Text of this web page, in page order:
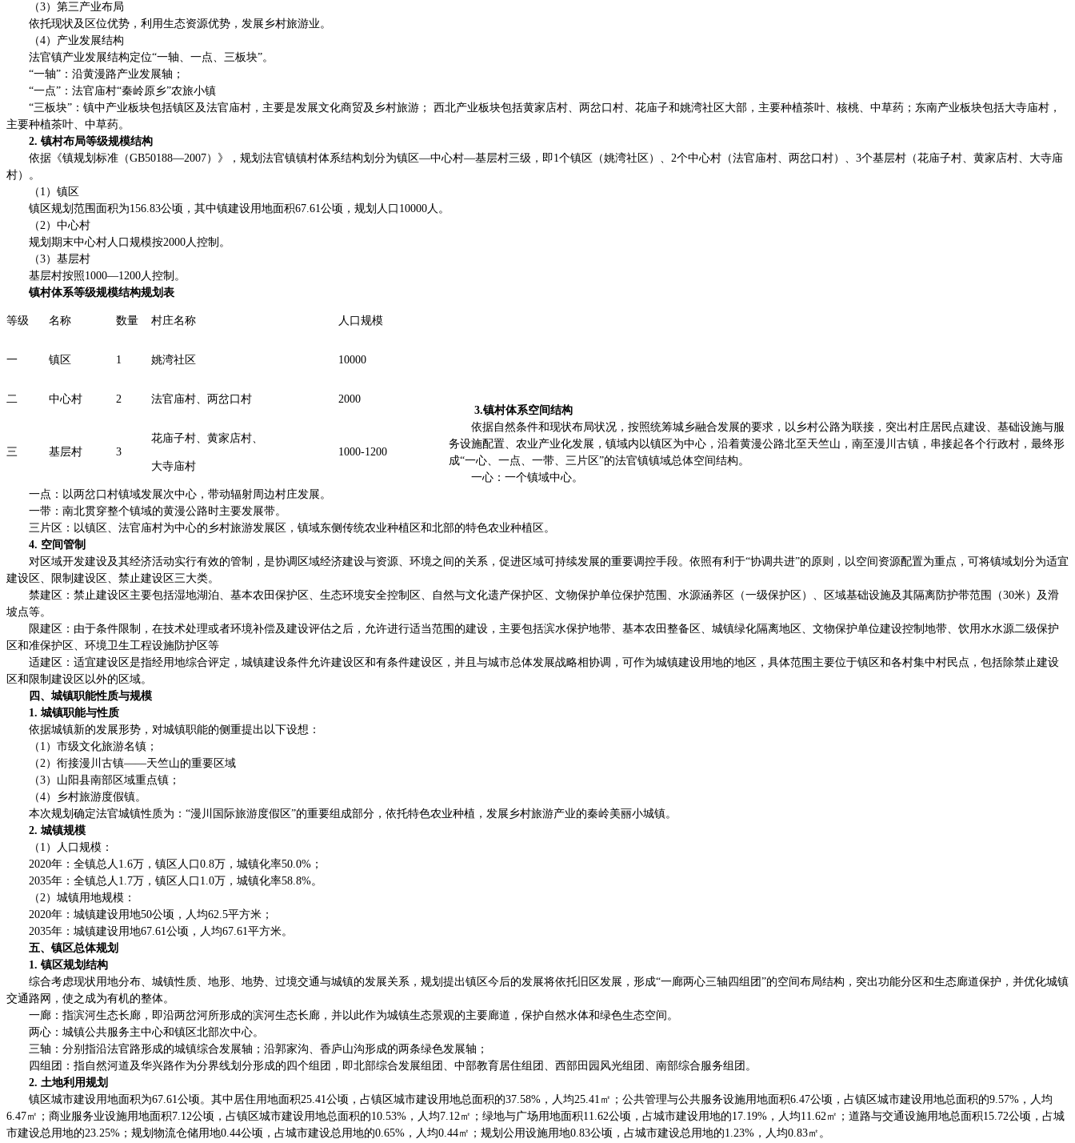
（3）第三产业布局
依托现状及区位优势，利用生态资源优势，发展乡村旅游业。
（4）产业发展结构
法官镇产业发展结构定位“一轴、一点、三板块”。
“一轴”：沿黄漫路产业发展轴；
“一点”：法官庙村“秦岭原乡”农旅小镇
“三板块”：镇中产业板块包括镇区及法官庙村，主要是发展文化商贸及乡村旅游； 西北产业板块包括黄家店村、两岔口村、花庙子和姚湾社区大部，主要种植茶叶、核桃、中草药；东南产业板块包括大寺庙村，
主要种植茶叶、中草药。
2. 镇村布局等级规模结构
依据《镇规划标准（GB50188—2007）》，规划法官镇镇村体系结构划分为镇区—中心村—基层村三级，即1个镇区（姚湾社区）、2个中心村（法官庙村、两岔口村）、3个基层村（花庙子村、黄家店村、大寺庙
村）。
（1）镇区
镇区规划范围面积为156.83公顷，其中镇建设用地面积67.61公顷，规划人口10000人。
（2）中心村
规划期末中心村人口规模按2000人控制。
（3）基层村
基层村按照1000—1200人控制。
镇村体系等级规模结构规划表
等级 名称 数量 村庄名称 人口规模
一 镇区 1 姚湾社区 10000
二 中心村 2 法官庙村、两岔口村 2000
三 基层村 3
花庙子村、黄家店村、
大寺庙村
1000-1200
3.镇村体系空间结构
依据自然条件和现状布局状况，按照统筹城乡融合发展的要求，以乡村公路为联接，突出村庄居民点建设、基础设施与服
务设施配置、农业产业化发展，镇域内以镇区为中心，沿着黄漫公路北至天竺山，南至漫川古镇，串接起各个行政村，最终形
成“一心、一点、一带、三片区”的法官镇镇域总体空间结构。
一心：一个镇域中心。
一点：以两岔口村镇域发展次中心，带动辐射周边村庄发展。
一带：南北贯穿整个镇域的黄漫公路时主要发展带。
三片区：以镇区、法官庙村为中心的乡村旅游发展区，镇域东侧传统农业种植区和北部的特色农业种植区。
4. 空间管制
对区域开发建设及其经济活动实行有效的管制，是协调区域经济建设与资源、环境之间的关系，促进区域可持续发展的重要调控手段。依照有利于“协调共进”的原则，以空间资源配置为重点，可将镇域划分为适宜
建设区、限制建设区、禁止建设区三大类。
禁建区：禁止建设区主要包括湿地湖泊、基本农田保护区、生态环境安全控制区、自然与文化遗产保护区、文物保护单位保护范围、水源涵养区（一级保护区）、区域基础设施及其隔离防护带范围（30米）及滑
坡点等。
限建区：由于条件限制，在技术处理或者环境补偿及建设评估之后，允许进行适当范围的建设，主要包括滨水保护地带、基本农田整备区、城镇绿化隔离地区、文物保护单位建设控制地带、饮用水水源二级保护
区和准保护区、环境卫生工程设施防护区等
适建区：适宜建设区是指经用地综合评定，城镇建设条件允许建设区和有条件建设区，并且与城市总体发展战略相协调，可作为城镇建设用地的地区，具体范围主要位于镇区和各村集中村民点，包括除禁止建设
区和限制建设区以外的区域。
四、城镇职能性质与规模
1. 城镇职能与性质
依据城镇新的发展形势，对城镇职能的侧重提出以下设想：
（1）市级文化旅游名镇；
（2）衔接漫川古镇——天竺山的重要区域
（3）山阳县南部区域重点镇；
（4）乡村旅游度假镇。
本次规划确定法官城镇性质为：“漫川国际旅游度假区”的重要组成部分，依托特色农业种植，发展乡村旅游产业的秦岭美丽小城镇。
2. 城镇规模
（1）人口规模：
2020年：全镇总人1.6万，镇区人口0.8万，城镇化率50.0%；
2035年：全镇总人1.7万，镇区人口1.0万，城镇化率58.8%。
（2）城镇用地规模：
2020年：城镇建设用地50公顷，人均62.5平方米；
2035年：城镇建设用地67.61公顷，人均67.61平方米。
五、镇区总体规划
1. 镇区规划结构
综合考虑现状用地分布、城镇性质、地形、地势、过境交通与城镇的发展关系，规划提出镇区今后的发展将依托旧区发展，形成“一廊两心三轴四组团”的空间布局结构，突出功能分区和生态廊道保护，并优化城镇
交通路网，使之成为有机的整体。
一廊：指滨河生态长廊，即沿两岔河所形成的滨河生态长廊，并以此作为城镇生态景观的主要廊道，保护自然水体和绿色生态空间。
两心：城镇公共服务主中心和镇区北部次中心。
三轴：分别指沿法官路形成的城镇综合发展轴；沿郭家沟、香庐山沟形成的两条绿色发展轴；
四组团：指自然河道及华兴路作为分界线划分形成的四个组团，即北部综合发展组团、中部教育居住组团、西部田园风光组团、南部综合服务组团。
2. 土地利用规划
镇区城市建设用地面积为67.61公顷。其中居住用地面积25.41公顷，占镇区城市建设用地总面积的37.58%，人均25.41㎡；公共管理与公共服务设施用地面积6.47公顷，占镇区城市建设用地总面积的9.57%，人均
6.47㎡；商业服务业设施用地面积7.12公顷，占镇区城市建设用地总面积的10.53%，人均7.12㎡；绿地与广场用地面积11.62公顷，占城市建设用地的17.19%，人均11.62㎡；道路与交通设施用地总面积15.72公顷，占城
市建设总用地的23.25%；规划物流仓储用地0.44公顷，占城市建设总用地的0.65%，人均0.44㎡；规划公用设施用地0.83公顷，占城市建设总用地的1.23%，人均0.83㎡。